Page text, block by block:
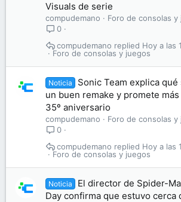
Visuals de serie
compudemano
Foro de consolas y
0
Foro de consolas y juegos
Hoy a las
compudemano
Noticia
Sonic Team explica
un buen remake y promete
35º aniversario
compudemano
Foro de consolas y
0
Foro de consolas y juegos
Hoy a las
compudemano
Noticia
El director de Spider-
Day confirma que estuvo cerca